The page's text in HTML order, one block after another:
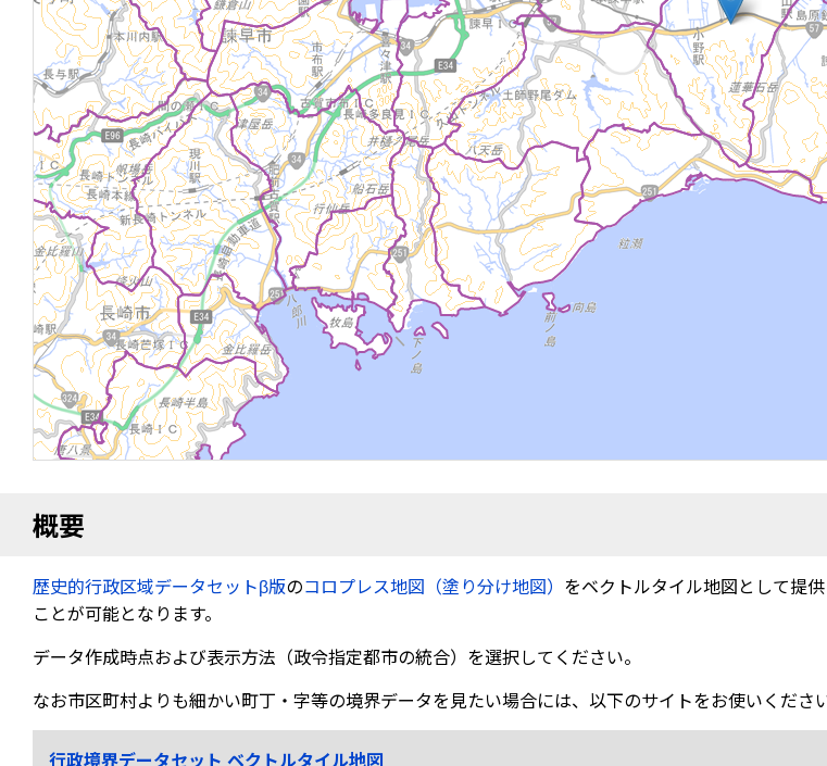
概要
歴史的行政区域データセットβ版のコロプレス地図（塗り分け地図） をベクトルタイル地図として提
ことが可能となります。
データ作成時点および表示方法（政令指定都市の統合）を選択してください。
なお市区町村よりも細かい町丁・字等の境界データを見たい場合には、以下のサイトをお使いください
行政境界データセット ベクトルタイル地図